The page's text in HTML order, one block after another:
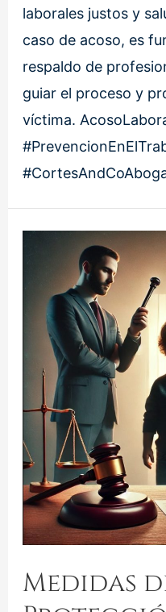
laborales justos y
caso de acoso, es
respaldo de
guiar el proceso y
víctima.
Medidas